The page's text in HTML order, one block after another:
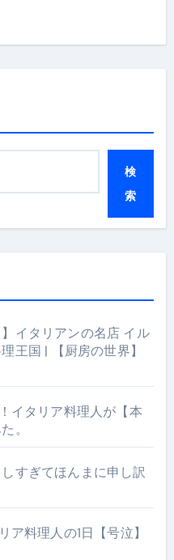
検
索
イタリアンの名店 イル
王国 | 【厨房の世界】
イタリア料理人が【本
。
すぎてほんまに申し訳
料理人の1日【号泣】